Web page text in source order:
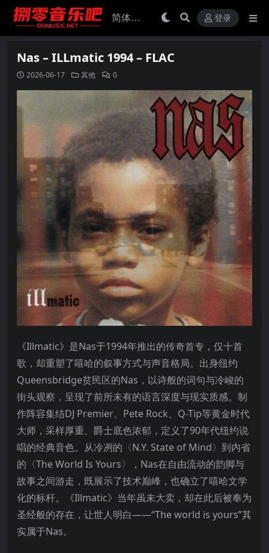
登录
Nas – ILLmatic 1994 – FLAC
2026-06-17 其他 0
《Illmatic》是Nas于1994年推出的传奇首专，仅十首
歌，却重塑了嘻哈的叙事方式与声音格局。出身纽约
Queensbridge贫民区的Nas，以诗般的词句与冷峻的
街头观察，呈现了前所未有的语言深度与现实质感。制
作阵容集结DJ Premier、Pete Rock、Q-Tip等黄金时代
大师，采样厚重、爵士底色浓郁，定义了90年代纽约说
唱的经典音色。从冷冽的〈N.Y. State of Mind〉到内省
的〈The World Is Yours〉，Nas在自由流动的韵脚与
故事之间游走，既展示了技术巅峰，也确立了嘻哈文学
化的标杆。《Illmatic》当年虽未大卖，却在此后被奉为
圣经般的存在，让世人明白——“The world is yours”其
实属于Nas。